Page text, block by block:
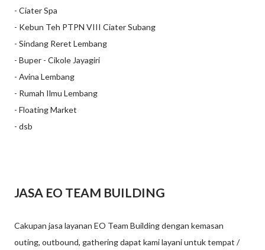
- Ciater Spa
- Kebun Teh PTPN VIII Ciater Subang
- Sindang Reret Lembang
- Buper - Cikole Jayagiri
- Avina Lembang
- Rumah Ilmu Lembang
- Floating Market
- dsb
JASA EO TEAM BUILDING
Cakupan jasa layanan EO Team Building dengan kemasan
outing, outbound, gathering dapat kami layani untuk tempat /